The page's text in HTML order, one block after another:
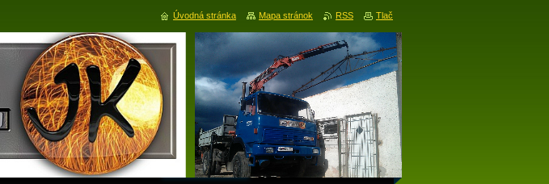
Úvodná stránka Mapa stránok RSS Tlač